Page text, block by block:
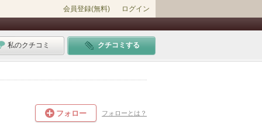
会員登録(無料) ログイン
私のクチコミ クチコミする
フォロー フォローとは？